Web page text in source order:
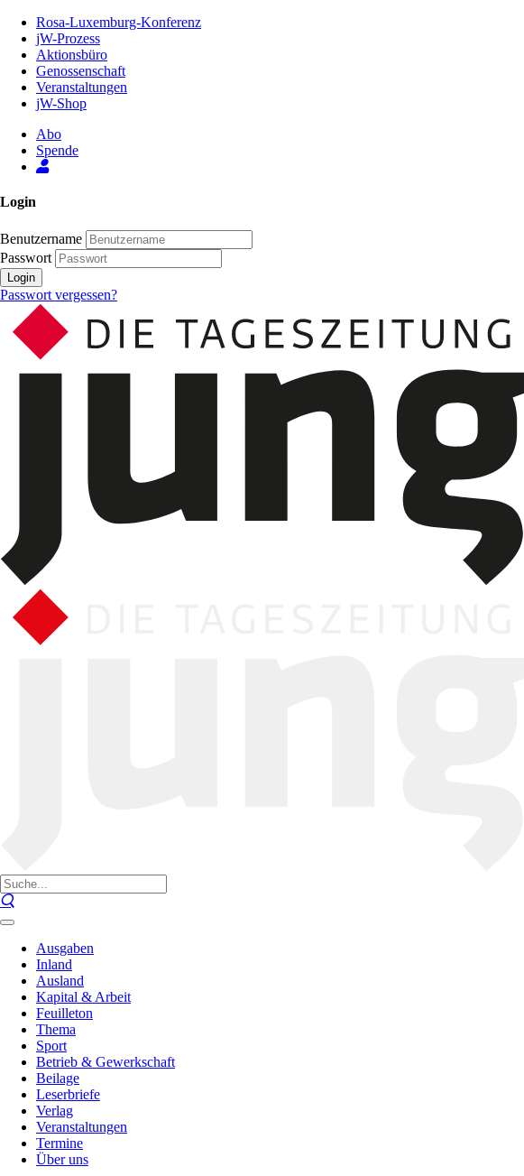
Inhalt
Seite
Rosa-Luxemburg-Konferenz
jW-Prozess
Aktionsbüro
Genossenschaft
Veranstaltungen
jW-Shop
Abo
Spende
Login
Benutzername
Passwort
Login
Passwort vergessen?
Ausgaben
Inland
Ausland
Kapital & Arbeit
Feuilleton
Thema
Sport
Betrieb & Gewerkschaft
Beilage
Leserbriefe
Verlag
Veranstaltungen
Termine
Über uns